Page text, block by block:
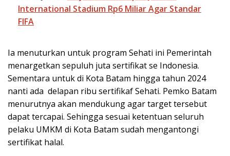
International Stadium Rp6 Miliar Agar Standar
FIFA
Ia menuturkan untuk program Sehati ini Pemerintah
menargetkan sepuluh juta sertifikat se Indonesia.
Sementara untuk di Kota Batam hingga tahun 2024
nanti ada delapan ribu sertifikaf Sehati. Pemko Batam
menurutnya akan mendukung agar target tersebut
dapat tercapai. Sehingga sesuai ketentuan seluruh
pelaku UMKM di Kota Batam sudah mengantongi
sertifikat halal.